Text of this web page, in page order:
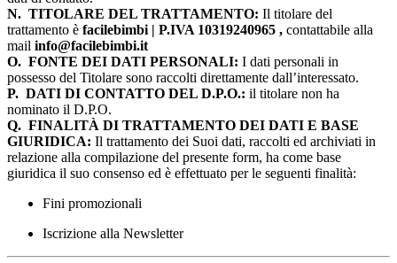
N. TITOLARE DEL TRATTAMENTO: Il titolare del
trattamento è facilebimbi | P.IVA 10319240965 , contattabile alla
mail info@facilebimbi.it
O. FONTE DEI DATI PERSONALI: I dati personali in
possesso del Titolare sono raccolti direttamente dall’interessato.
P. DATI DI CONTATTO DEL D.P.O.: il titolare non ha
nominato il D.P.O.
Q. FINALITÀ DI TRATTAMENTO DEI DATI E BASE
GIURIDICA: Il trattamento dei Suoi dati, raccolti ed archiviati in
relazione alla compilazione del presente form, ha come base
giuridica il suo consenso ed è effettuato per le seguenti finalità:
Fini promozionali
Iscrizione alla Newsletter